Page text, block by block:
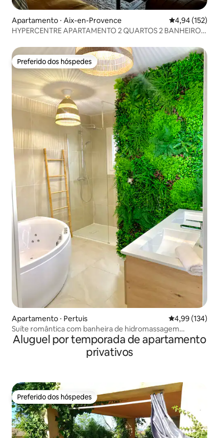
Apartamento ⋅ Aix-en-Provence 4,94 de uma
4,94 (152)
HYPERCENTRE APARTAMENTO 2 QUARTOS 2 BANHEIROS
Preferido dos hóspedes
Preferido dos hóspedes
Apartamento ⋅ Pertuis 4,99 de uma
4,99 (134)
Suíte romântica com banheira de hidromassagem
privativa e terraço
Aluguel por temporada de apartamento
privativos
Preferido dos hóspedes
Preferido dos hóspedes